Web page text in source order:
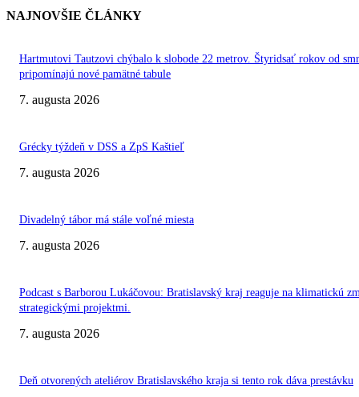
NAJNOVŠIE ČLÁNKY
Hartmutovi Tautzovi chýbalo k slobode 22 metrov. Štyridsať rokov od
pripomínajú nové pamätné tabule
7. augusta 2026
Grécky týždeň v DSS a ZpS Kaštieľ
7. augusta 2026
Divadelný tábor má stále voľné miesta
7. augusta 2026
Podcast s Barborou Lukáčovou: Bratislavský kraj reaguje na klimatickú
strategickými projektmi.
7. augusta 2026
Deň otvorených ateliérov Bratislavského kraja si tento rok dáva prestávku